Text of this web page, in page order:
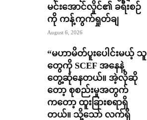
မင်းအောင်လှိုင်၏ ခရီးစဉ်
ကို ကန့်ကွက်ရှုတ်ချ
August 6, 2026
“မဟာမိတ်ပူးပေါင်းမယ့် သူ
တွေကို SCEF အနေနဲ့
တွေ့ဆုံနေတယ်။ အဲ့လိုဆို
တော့ စုစည်းမှုအတွက်
ကတော့ ထူးခြားစရာရှိ
တယ်။ သို့သော် လက်ရှိ